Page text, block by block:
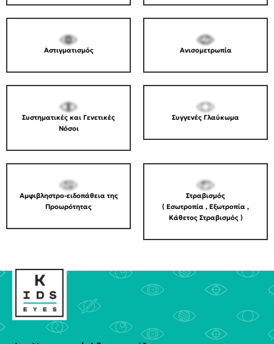
Αστιγματισμός Ανισομετρωπία
Συστηματικές και Γενετικές
Νόσοι
Συγγενές Γλαύκωμα
Αμφιβληστρο-ειδοπάθεια της
Προωρότητας
Στραβισμός
( Εσωτροπία , Εξωτροπία ,
Κάθετος Στραβισμός )